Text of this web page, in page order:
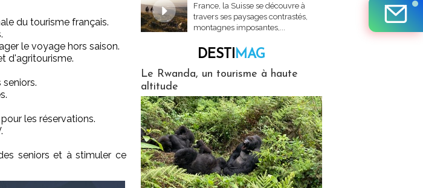
du tourisme français.
le voyage hors saison.
d'agritourisme.
les réservations.
seniors et à stimuler ce
France, la Suisse se découvre à
travers ses paysages contrastés,
montagnes imposantes,...
DESTIMAG
Le Rwanda, un tourisme à haute
altitude